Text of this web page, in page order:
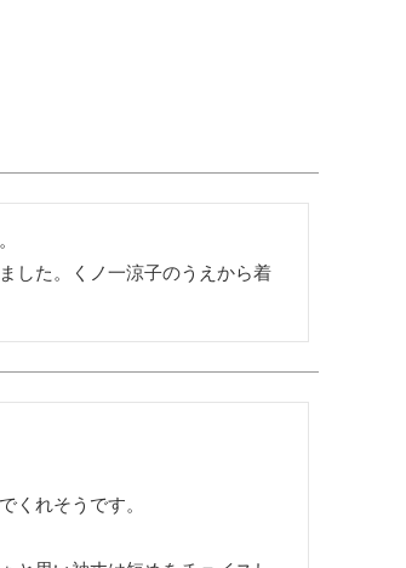
した。くノ一涼子のうえから着
くれそうです。